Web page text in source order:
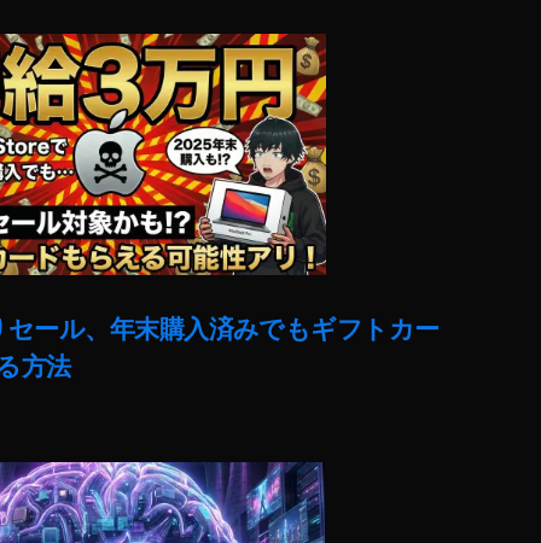
ール、年末購入済みでもギフトカー
方法